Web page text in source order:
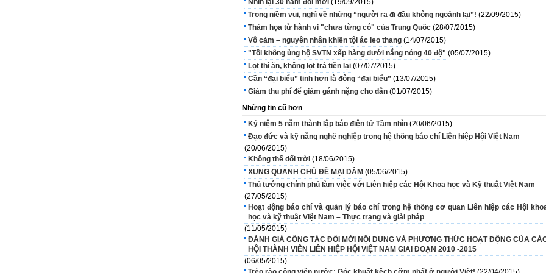
Nhìn lại 30 năm đổi mới (19/09/2015)
Trong niềm vui, nghĩ về những “người ra đi đầu không ngoảnh lại”! (22/09/2015)
Thảm họa từ hành vi "chưa từng có" của Trung Quốc (28/07/2015)
Vô cảm – nguyên nhân khiến tội ác leo thang (14/07/2015)
"Tôi không ủng hộ SVTN xếp hàng dưới nắng nóng 40 độ" (05/07/2015)
Lọt thì ăn, không lọt trả tiền lại (07/07/2015)
Cần “đại biểu” tinh hơn là đông “đại biểu” (13/07/2015)
Giảm thu phí để giảm gánh nặng cho dân (01/07/2015)
Những tin cũ hơn
Kỷ niệm 5 năm thành lập báo điện tử Tầm nhìn (20/06/2015)
Đạo đức và kỹ năng nghề nghiệp trong hệ thống báo chí Liên hiệp Hội Việt Nam
(20/06/2015)
Không thể dối trời (18/06/2015)
XUNG QUANH CHỦ ĐỀ MẠI DÂM (05/06/2015)
Thủ tướng chính phủ làm việc với Liên hiệp các Hội Khoa học và Kỹ thuật Việt Nam
(27/05/2015)
Hoạt động báo chí và quản lý báo chí trong hệ thống cơ quan Liên hiệp các Hội
học và kỹ thuật Việt Nam – Thực trạng và giải pháp
(11/05/2015)
ĐÁNH GIÁ CÔNG TÁC ĐỔI MỚI NỘI DUNG VÀ PHƯƠNG THỨC HOẠT ĐỘNG CỦA
HỘI THÀNH VIÊN LIÊN HIỆP HỘI VIỆT NAM GIAI ĐOẠN 2010 -2015
(06/05/2015)